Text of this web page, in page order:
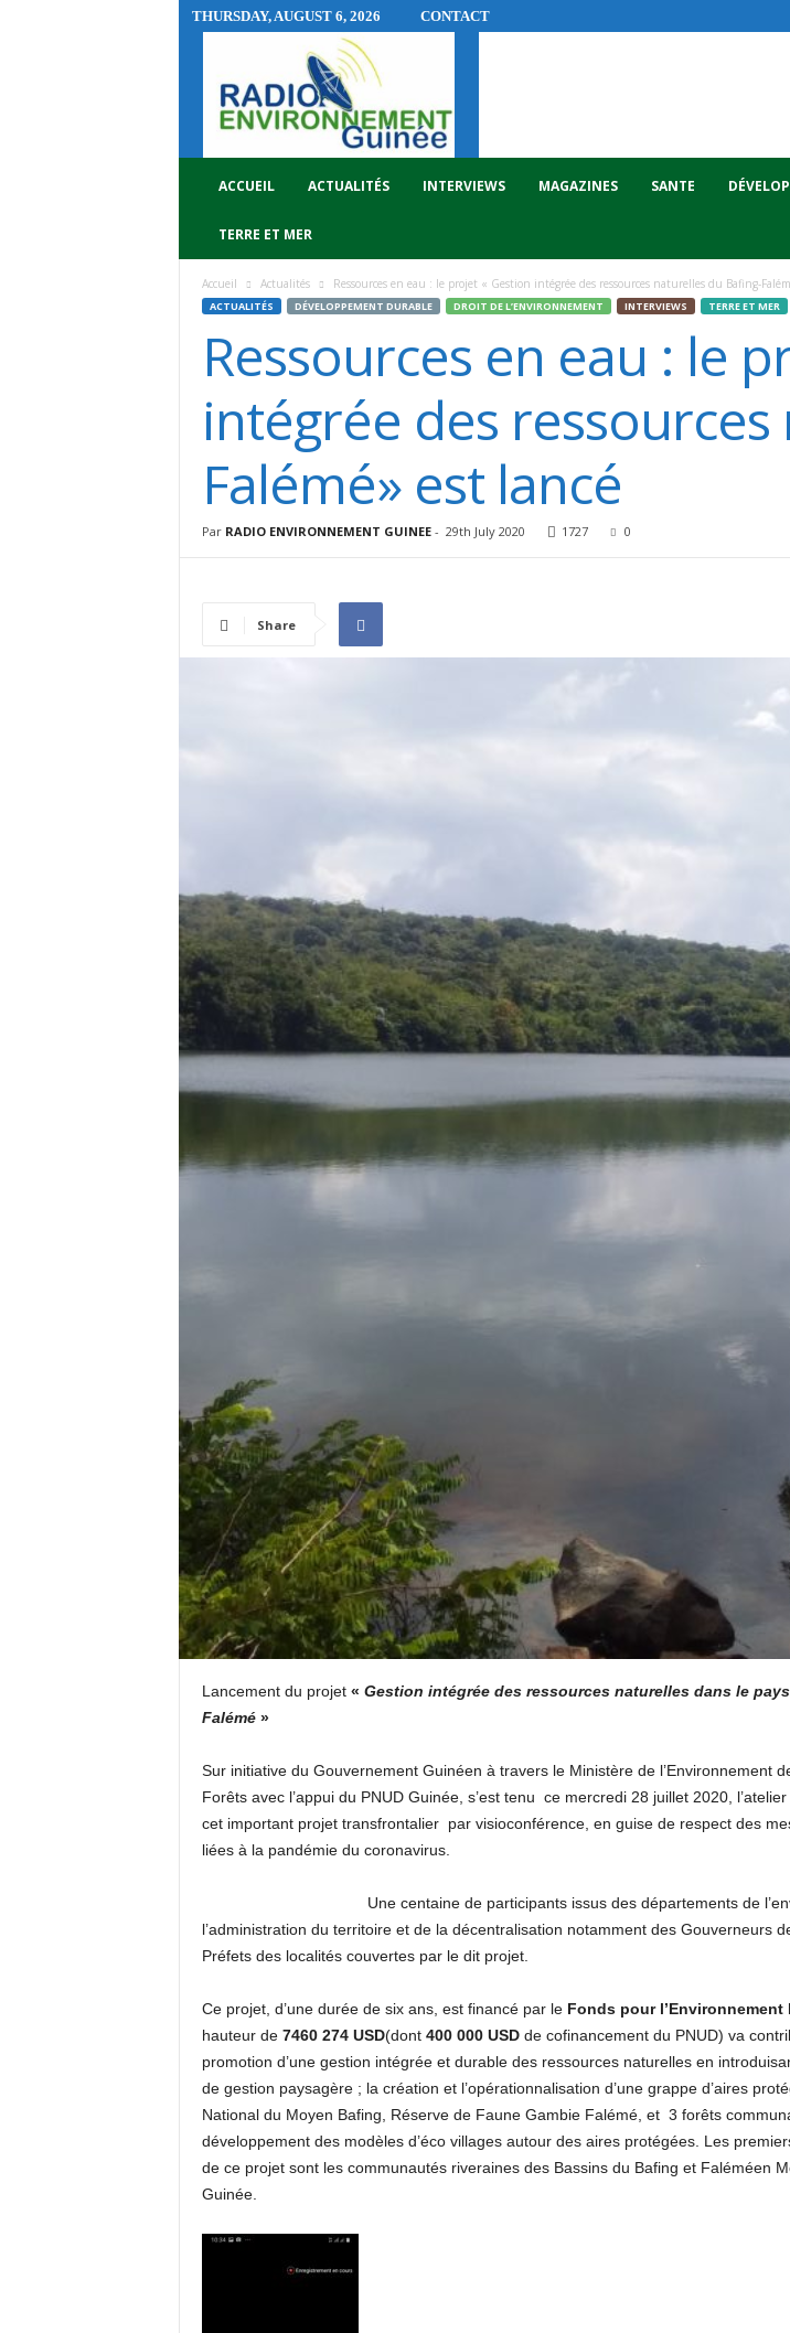
THURSDAY, AUGUST 6, 2026
CONTACT
E
ACCUEIL ACTUALITÉS INTERVIEWS MAGAZINES SANTE
TERRE ET MER
Accueil Actualités Ressources en eau : le projet « Gestion intégrée des ressources naturelles du Bafing-
ACTUALITÉS DÉVELOPPEMENT DURABLE DROIT DE L’ENVIRONNEMENT INTERVIEWS TERRE ET MER
Ressources en eau : le
intégrée des
Falémé» est lancé
Par RADIO ENVIRONNEMENT GUINEE- 29th July 2020 1727 0
Share
Lancement du projet « Gestion intégrée des ressources naturelles dans le
Falémé»
Sur initiative du Gouvernement Guinéen à travers le Ministère de l’Environnement
Forêts avec l’appui du PNUD Guinée, s’est tenu ce mercredi 28 juillet 2020,
cet important projet transfrontalier par visioconférence, en guise de respect des
liées à la pandémie du coronavirus.
Une centaine de participants issus des départements de
l’administration du territoire et de la décentralisation notamment des Gouverneurs
Préfets des localités couvertes par le dit projet.
Ce projet, d’une durée de six ans, est financé par le Fonds pour l’Environnement
hauteur de 7460 274 USD(dont400 000 USD de cofinancement du PNUD) va
promotion d’une gestion intégrée et durable des ressources naturelles en
de gestion paysagère ; la création et l’opérationnalisation d’une grappe d’aires
National du Moyen Bafing, Réserve de Faune Gambie Falémé, et 3 forêts
développement des modèles d’éco villages autour des aires protégées. Les
de ce projet sont les communautés riveraines des Bassins du Bafing et Faléméen
Guinée.